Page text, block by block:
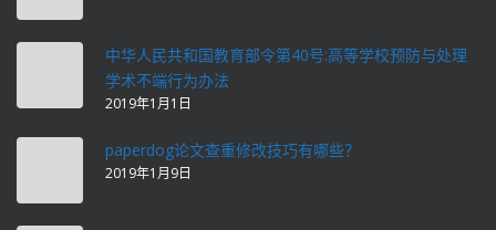
中华人民共和国教育部令第40号:高等学校预防与处理
学术不端行为办法
2019年1月1日
paperdog论文查重修改技巧有哪些？
2019年1月9日